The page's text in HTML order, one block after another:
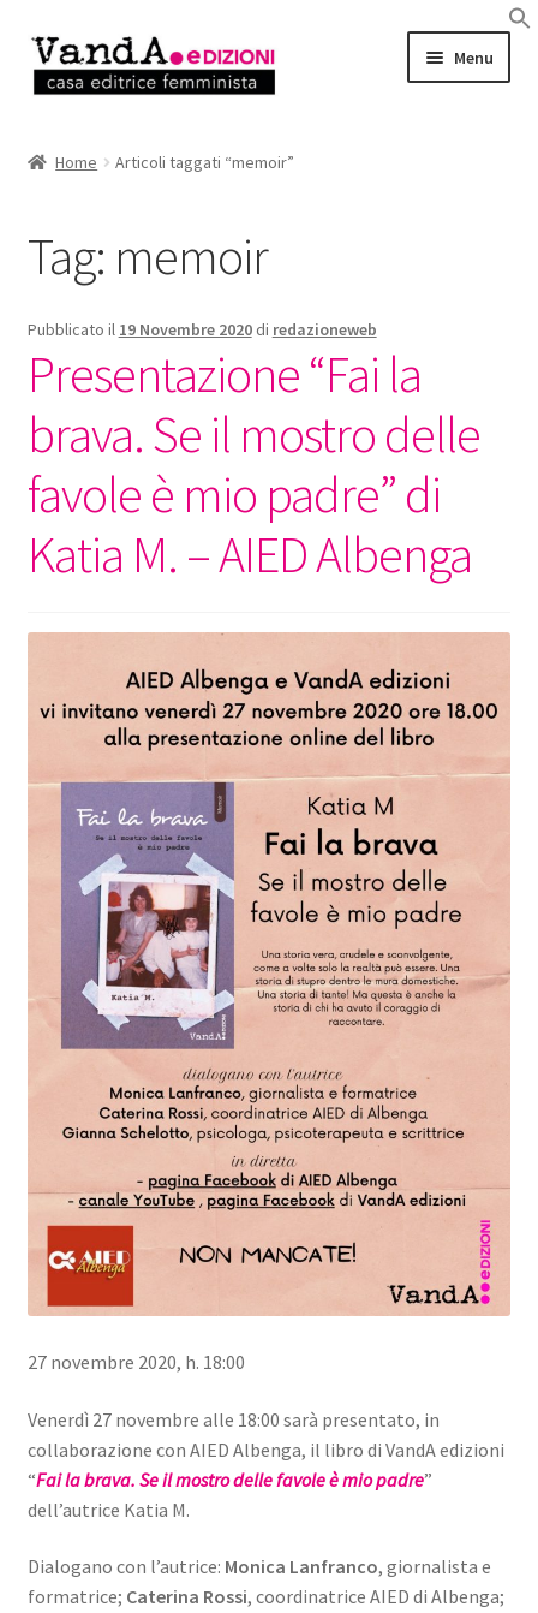
Vai
alla
Vai
al
Menu
AUTRICI e AUTORI
EVENTI
RASSEGNA STAMPA
CHI SIAMO
Home Articoli taggati “memoir”
Tag: memoir
Pubblicato il 19 Novembre 2020 di redazioneweb
Presentazione “Fai la
brava. Se il mostro delle
favole è mio padre” di
Katia M. – AIED Albenga
27 novembre 2020, h. 18:00
Venerdì 27 novembre alle 18:00 sarà presentato, in
collaborazione con AIED Albenga, il libro di VandA edizioni
“Fai la brava. Se il mostro delle favole è mio padre”
dell’autrice Katia M.
Dialogano con l’autrice: Monica Lanfranco, giornalista e
formatrice; Caterina Rossi, coordinatrice AIED di Albenga;